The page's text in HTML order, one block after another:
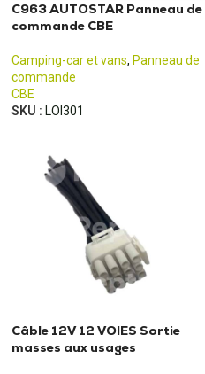
C963 AUTOSTAR Panneau de
commande CBE
Camping-car et vans, Panneau de
commande
CBE
SKU : LOI301
Câble 12V 12 VOIES Sortie
masses aux usages